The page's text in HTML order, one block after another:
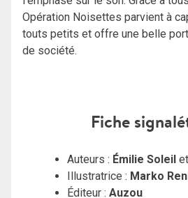
Opération Noisettes parvient à
touts petits et offre une belle
de société.
Fiche
Auteurs : Émilie Soleil et
Illustratrice : Marko
Éditeur : Auzou